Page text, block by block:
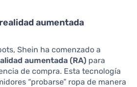
aumentada
Shein ha comenzado a
aumentada (RA) para
de compra. Esta tecnología
“probarse” ropa de manera